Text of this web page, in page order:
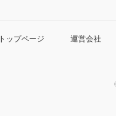
トップページ 運営会社